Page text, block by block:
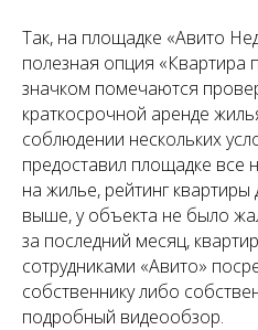
Так, на площадке «Авито
полезная опция
значком помечаются
краткосрочной аренде
соблюдении нескольких
предоставил площадке все
на жилье, рейтинг квартиры
выше, у объекта не было
за последний месяц,
сотрудниками «Авито»
собственнику либо
подробный видеообзор.